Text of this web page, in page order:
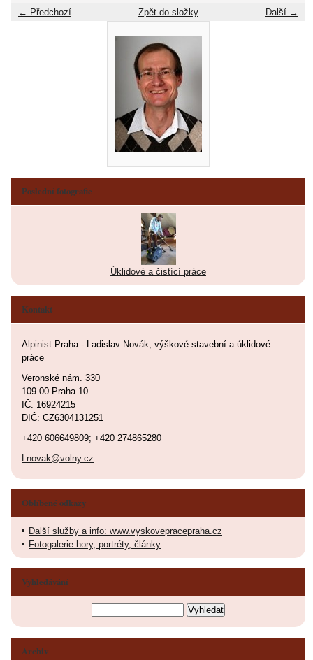
← Předchozí Další →
Zpět do složky
Poslední fotografie
Úklidové a čistící práce
Kontakt
Alpinist Praha - Ladislav Novák, výškové stavební a úklidové
práce
Veronské nám. 330
109 00 Praha 10
IČ: 16924215
DIČ: CZ6304131251
+420 606649809; +420 274865280
Lnovak@volny.cz
Oblíbené odkazy
Další služby a info: www.vyskovepracepraha.cz
Fotogalerie hory, portréty, články
Vyhledávání
Archiv